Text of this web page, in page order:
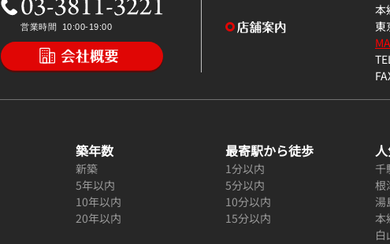
本
東
築年数
新築
5年以内
10年以内
20年以内
最寄駅から徒歩
1分以内
5分以内
10分以内
15分以内
千
根
湯
本
白